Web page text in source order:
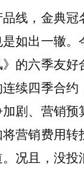
线，金典冠
如出一辙。
的六季友好
续四季合约
剧、营销预
营销费用转
况且，没投